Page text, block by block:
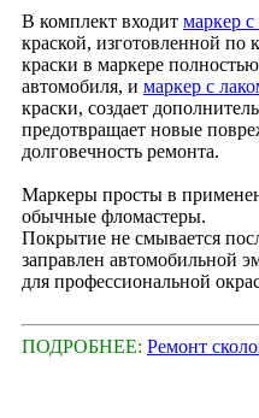
В комплект входит маркер с
краской, изготовленной по
краски в маркере
автомобиля, и маркер с
краски, создает
предотвращает новые
долговечность ремонта.
Маркеры просты в
обычные фломастеры.
Покрытие не смывается
заправлен автомобильной
для профессиональной
ПОДРОБНЕЕ: Ремонт